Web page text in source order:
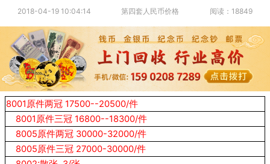
2018-04-19 10:04:14 第四套人民币价格 阅读：18849
8001原件两冠 17500--20500/件
8001原件三冠 16800--18300/件
8005原件两冠 30000-32000/件
8005原件三冠 27000-30000/件